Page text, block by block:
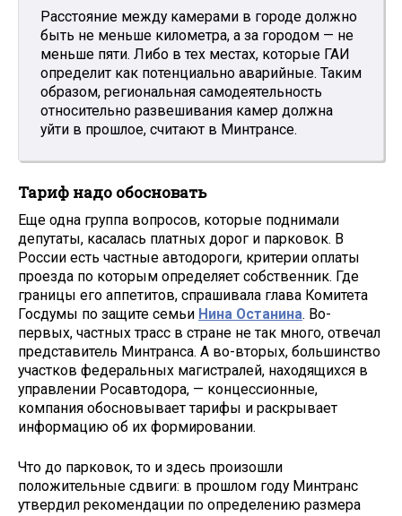
Расстояние между камерами в городе должно
быть не меньше километра, а за городом — не
меньше пяти. Либо в тех местах, которые ГАИ
определит как потенциально аварийные. Таким
образом, региональная самодеятельность
относительно развешивания камер должна
уйти в прошлое, считают в Минтрансе.
Тариф надо обосновать
Еще одна группа вопросов, которые поднимали
депутаты, касалась платных дорог и парковок. В
России есть частные автодороги, критерии оплаты
проезда по которым определяет собственник. Где
границы его аппетитов, спрашивала глава Комитета
Госдумы по защите семьи Нина Останина. Во-
первых, частных трасс в стране не так много, отвечал
представитель Минтранса. А во-вторых, большинство
участков федеральных магистралей, находящихся в
управлении Росавтодора, — концессионные,
компания обосновывает тарифы и раскрывает
информацию об их формировании.
Что до парковок, то и здесь произошли
положительные сдвиги: в прошлом году Минтранс
утвердил рекомендации по определению размера